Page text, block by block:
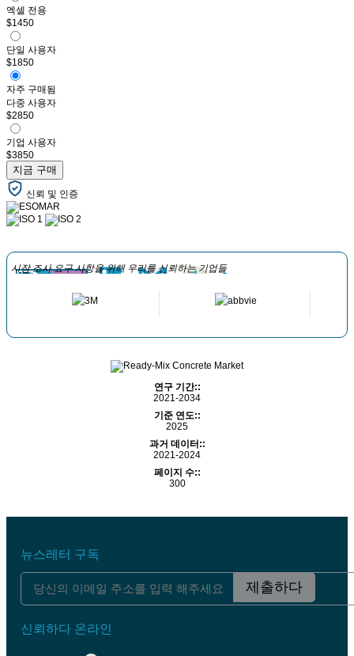
엑셀 전용
$1450
단일 사용자
$1850
자주 구매됨
다중 사용자
$2850
기업 사용자
$3850
지금 구매
신뢰 및 인증
시장 조사 요구 사항을 위해 우리를 신뢰하는 기업들
연구 기간::
2021-2034
기준 연도::
2025
과거 데이터::
2021-2024
페이지 수::
300
뉴스레터 구독
제출하다
신뢰하다 온라인